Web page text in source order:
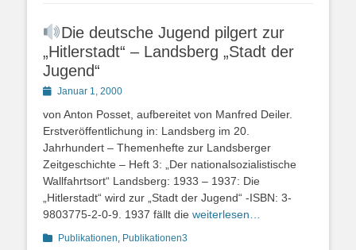
Die deutsche Jugend pilgert zur
„Hitlerstadt“ – Landsberg „Stadt der
Jugend“
PostedJanuar 1, 2000
von Anton Posset, aufbereitet von Manfred Deiler.
Erstveröffentlichung in: Landsberg im 20.
Jahrhundert – Themenhefte zur Landsberger
Zeitgeschichte – Heft 3: „Der nationalsozialistische
Wallfahrtsort“ Landsberg: 1933 – 1937: Die
„Hitlerstadt“ wird zur „Stadt der Jugend“ -ISBN: 3-
9803775-2-0-9. 1937 fällt die weiterlesen…
Kategorien
Publikationen, Publikationen3